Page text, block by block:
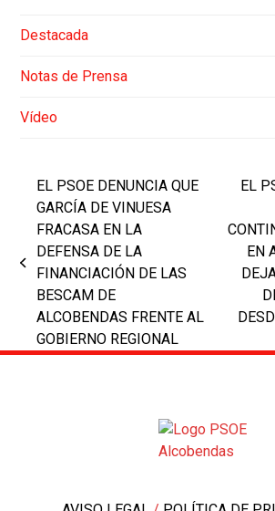
Destacada
Notas de Prensa
Vídeo
previous
post:
EL PSOE DENUNCIA QUE
GARCÍA DE VINUESA
FRACASA EN LA
DEFENSA DE LA
FINANCIACIÓN DE LAS
BESCAM DE
ALCOBENDAS FRENTE AL
GOBIERNO REGIONAL
next
EL
EN